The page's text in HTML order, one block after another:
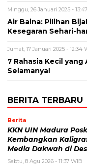
Minggu, 26 Januari 2025 -
Air Baina: Pilihan
Kesegaran Sehari-
Jumat, 17 Januari 2025 - 12:34
7 Rahasia Kecil
Selamanya!
BERITA TERBARU
Berita
KKN UIN Madura
Kembangkan
Media Dakwah di
Sabtu, 8 Agu 2026 - 11:37 WIB